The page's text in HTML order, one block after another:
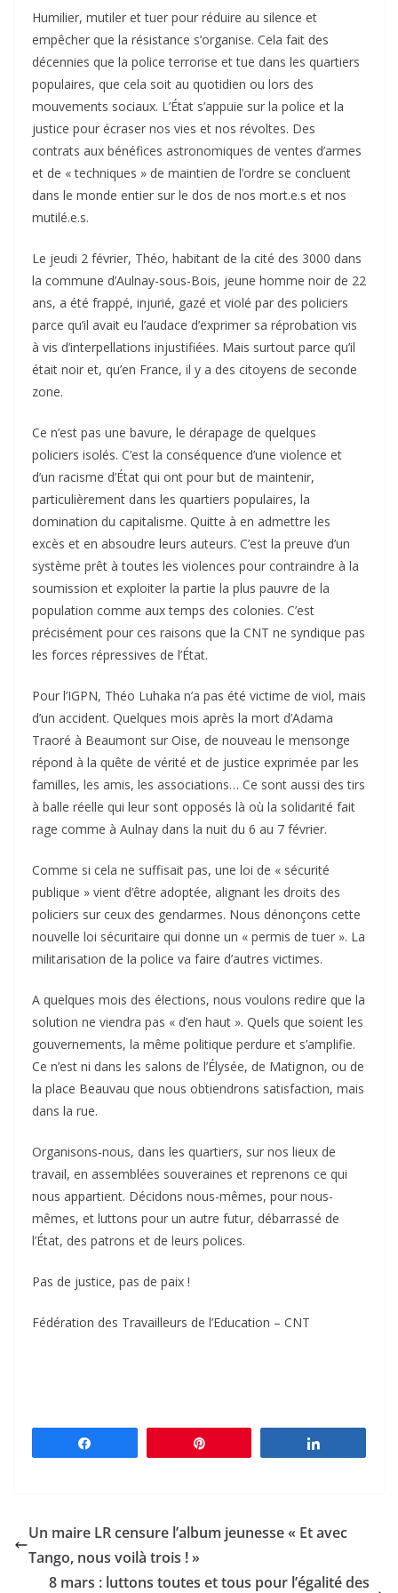
Humilier, mutiler et tuer pour réduire au silence et
empêcher que la résistance s’organise. Cela fait des
décennies que la police terrorise et tue dans les quartiers
populaires, que cela soit au quotidien ou lors des
mouvements sociaux. L’État s’appuie sur la police et la
justice pour écraser nos vies et nos révoltes. Des
contrats aux bénéfices astronomiques de ventes d’armes
et de « techniques » de maintien de l’ordre se concluent
dans le monde entier sur le dos de nos mort.e.s et nos
mutilé.e.s.
Le jeudi 2 février, Théo, habitant de la cité des 3000 dans
la commune d’Aulnay-sous-Bois, jeune homme noir de 22
ans, a été frappé, injurié, gazé et violé par des policiers
parce qu’il avait eu l’audace d’exprimer sa réprobation vis
à vis d’interpellations injustifiées. Mais surtout parce qu’il
était noir et, qu’en France, il y a des citoyens de seconde
zone.
Ce n’est pas une bavure, le dérapage de quelques
policiers isolés. C’est la conséquence d’une violence et
d’un racisme d’État qui ont pour but de maintenir,
particulièrement dans les quartiers populaires, la
domination du capitalisme. Quitte à en admettre les
excès et en absoudre leurs auteurs. C’est la preuve d’un
système prêt à toutes les violences pour contraindre à la
soumission et exploiter la partie la plus pauvre de la
population comme aux temps des colonies. C’est
précisément pour ces raisons que la CNT ne syndique pas
les forces répressives de l’État.
Pour l’IGPN, Théo Luhaka n’a pas été victime de viol, mais
d’un accident. Quelques mois après la mort d’Adama
Traoré à Beaumont sur Oise, de nouveau le mensonge
répond à la quête de vérité et de justice exprimée par les
familles, les amis, les associations… Ce sont aussi des tirs
à balle réelle qui leur sont opposés là où la solidarité fait
rage comme à Aulnay dans la nuit du 6 au 7 février.
Comme si cela ne suffisait pas, une loi de « sécurité
publique » vient d’être adoptée, alignant les droits des
policiers sur ceux des gendarmes. Nous dénonçons cette
nouvelle loi sécuritaire qui donne un « permis de tuer ». La
militarisation de la police va faire d’autres victimes.
A quelques mois des élections, nous voulons redire que la
solution ne viendra pas « d’en haut ». Quels que soient les
gouvernements, la même politique perdure et s’amplifie.
Ce n’est ni dans les salons de l’Élysée, de Matignon, ou de
la place Beauvau que nous obtiendrons satisfaction, mais
dans la rue.
Organisons-nous, dans les quartiers, sur nos lieux de
travail, en assemblées souveraines et reprenons ce qui
nous appartient. Décidons nous-mêmes, pour nous-
mêmes, et luttons pour un autre futur, débarrassé de
l’État, des patrons et de leurs polices.
Pas de justice, pas de paix !
Fédération des Travailleurs de l’Education – CNT
Un maire LR censure l’album jeunesse « Et avec
Tango, nous voilà trois ! »
8 mars : luttons toutes et tous pour l’égalité des